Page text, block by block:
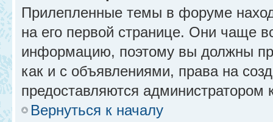
Прилепленные темы в форуме
на его первой странице. Они чаще
информацию, поэтому вы должны
как и с объявлениями, права на
предоставляются администратором
Вернуться к началу